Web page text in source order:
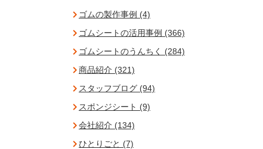
ゴムの製作事例 (4)
ゴムシートの活用事例 (366)
ゴムシートのうんちく (284)
商品紹介 (321)
スタッフブログ (94)
スポンジシート (9)
会社紹介 (134)
ひとりごと (7)